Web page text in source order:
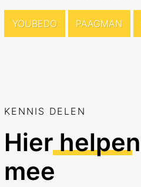
YOUBEDO PAAGMAN
KENNIS DELEN
Hierhelpen
mee